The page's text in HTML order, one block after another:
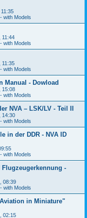
with Models
11:44
with Models
11:35
with Models
Manual - Dowload
15:08
with Models
NVA – LSK/LV - Teil II
14:30
with Models
in der DDR - NVA ID
with Models
Flugzeugerkennung -
08:39
with Models
in Miniature"
02:15